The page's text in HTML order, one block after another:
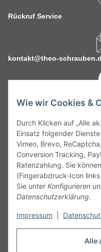
Alle
Wie wir Cookies &
Durch Klicken auf „Alle
Einsatz folgender
Vimeo, Brevo,
Conversion Tracking,
Ratenzahlung. Sie
(Fingerabdruck-Icon
Sie unter Konfigurieren
Datenschutzerklärung.
Impressum
Rückruf Service
kontakt@theo-
Service
Gesetzliche Informationen
Alle technischen Angaben
Angaben vorbehalten.
unseren